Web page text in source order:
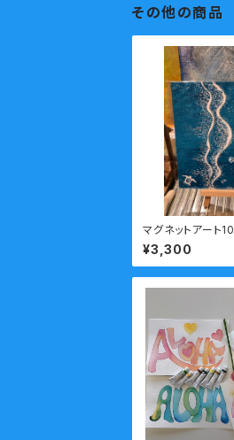
その他の商品
マグネットアート10
¥3,300